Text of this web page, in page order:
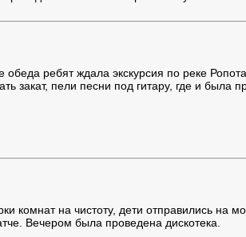
ребят ждала экскурсия по реке
закат, пели песни под гитару, где и была
комнат на чистоту, дети отправились на
Вечером была проведена дискотека.